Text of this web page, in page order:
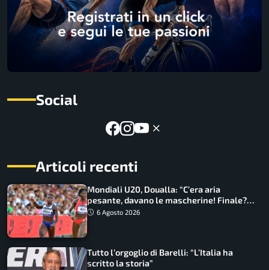
Social
Articoli recenti
Mondiali U20, Doualla: “C’era aria
pesante, davano le mascherine! Finale?
Non ho nulla da perdere”
6 Agosto 2026
Tutto l’orgoglio di Barelli: “L’Italia ha
scritto la storia”